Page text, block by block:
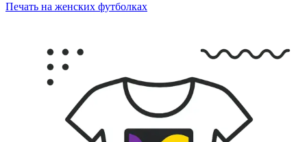
Печать на женских футболках